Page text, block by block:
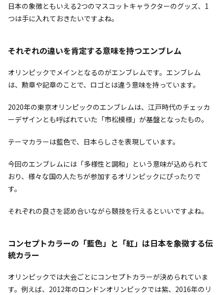
日本の象徴ともいえる2つのマスコットキャラクターのグッズ、1
つは手に入れておきたいですよね。
それぞれの違いを肯定する意味を持つエンブレム
オリンピックでメインとなるのがエンブレムです。エンブレム
は、勲章や記章のことで、ロゴとは違う意味を持っています。
2020年の東京オリンピックのエンブレムは、江戸時代のチェッカ
ーデザインとも呼ばれていた「市松模様」が基盤となったもの。
テーマカラーは藍色で、日本らしさを表現しています。
今回のエンブレムには「多様性と調和」という意味が込められて
おり、様々な国の人たちが参加するオリンピックにぴったりで
す。
それぞれの良さを認め合いながら競技を行えるといいですよね。
コンセプトカラーの「藍色」と「紅」は日本を象徴する伝
統カラー
オリンピックでは大会ごとにコンセプトカラーが決められていま
す。例えば、2012年のロンドンオリンピックでは紫、2016年のリ